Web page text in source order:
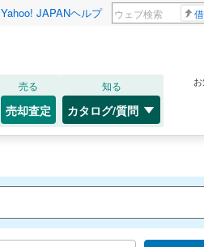
Yahoo! JAPANヘルプ 借り
売る
売却査定
知る
カタログ/質問